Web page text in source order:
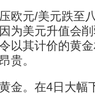
元/美元跌至八
为美元升值会
以其计价的黄
贵。
。在4日大幅